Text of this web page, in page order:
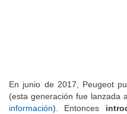
En junio de 2017, Peugeot
(esta generación fue lanzada
información). Entonces